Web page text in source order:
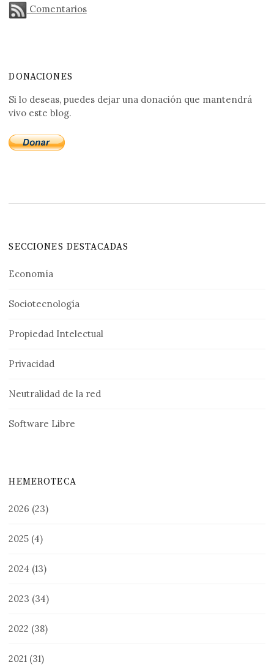
Comentarios
DONACIONES
Si lo deseas, puedes dejar una donación que mantendrá
vivo este blog.
SECCIONES DESTACADAS
Economía
Sociotecnología
Propiedad Intelectual
Privacidad
Neutralidad de la red
Software Libre
HEMEROTECA
2026 (23)
2025 (4)
2024 (13)
2023 (34)
2022 (38)
2021 (31)